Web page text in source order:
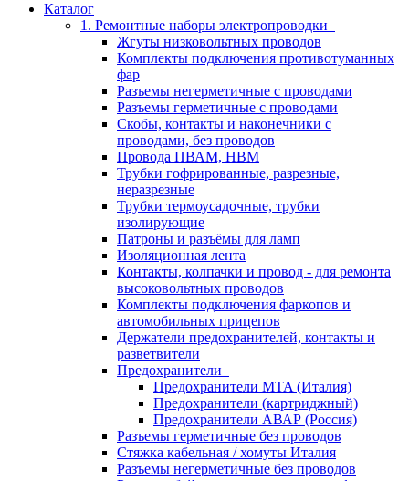
Каталог
1. Ремонтные наборы электропроводки
Жгуты низковольтных проводов
Комплекты подключения противотуманных
фар
Разъемы негерметичные с проводами
Разъемы герметичные с проводами
Скобы, контакты и наконечники с
проводами, без проводов
Провода ПВАМ, НВМ
Трубки гофрированные, разрезные,
неразрезные
Трубки термоусадочные, трубки
изолирующие
Патроны и разъёмы для ламп
Изоляционная лента
Контакты, колпачки и провод - для ремонта
высоковольтных проводов
Комплекты подключения фаркопов и
автомобильных прицепов
Держатели предохранителей, контакты и
разветвители
Предохранители
Предохранители MTA (Италия)
Предохранители (картриджный)
Предохранители АВАР (Россия)
Разъемы герметичные без проводов
Стяжка кабельная / хомуты Италия
Разъемы негерметичные без проводов